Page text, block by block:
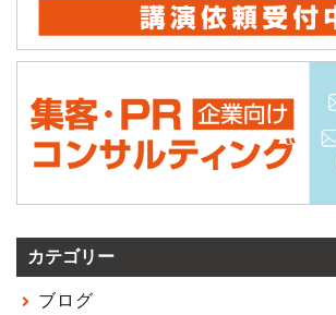
カテゴリー
ブログ